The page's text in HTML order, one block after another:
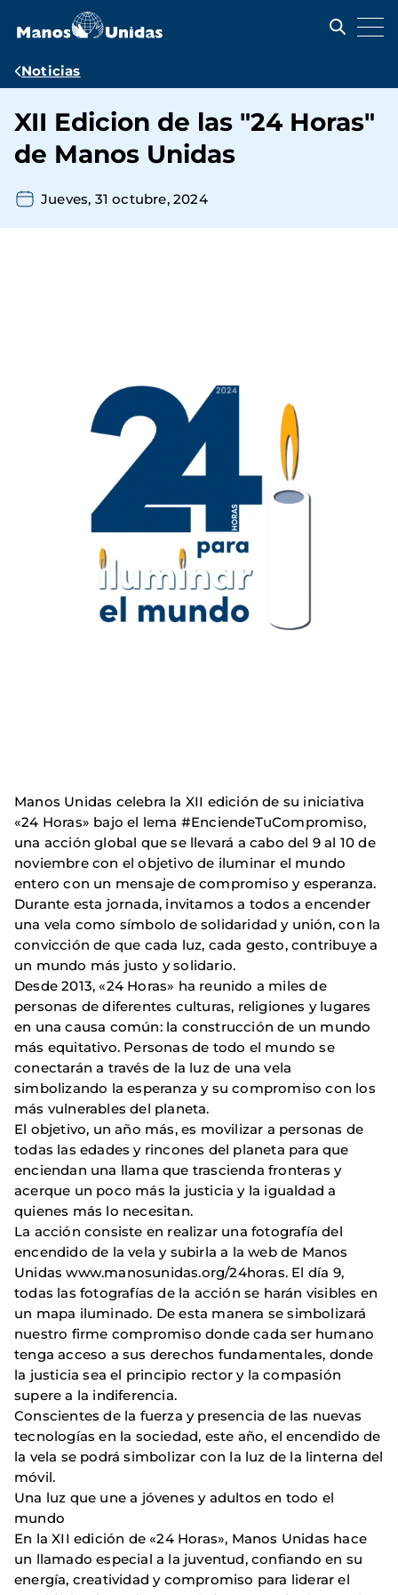
contenido
Ruta
navegación
Noticias
XII Edicion de las "24 Horas"
de Manos Unidas
Jueves, 31 octubre, 2024
Manos Unidas celebra la XII edición de su iniciativa
«24 Horas» bajo el lema #EnciendeTuCompromiso,
una acción global que se llevará a cabo del 9 al 10 de
noviembre con el objetivo de iluminar el mundo
entero con un mensaje de compromiso y esperanza.
Durante esta jornada, invitamos a todos a encender
una vela como símbolo de solidaridad y unión, con la
convicción de que cada luz, cada gesto, contribuye a
un mundo más justo y solidario.
Desde 2013, «24 Horas» ha reunido a miles de
personas de diferentes culturas, religiones y lugares
en una causa común: la construcción de un mundo
más equitativo. Personas de todo el mundo se
conectarán a través de la luz de una vela
simbolizando la esperanza y su compromiso con los
más vulnerables del planeta.
El objetivo, un año más, es movilizar a personas de
todas las edades y rincones del planeta para que
enciendan una llama que trascienda fronteras y
acerque un poco más la justicia y la igualdad a
quienes más lo necesitan.
La acción consiste en realizar una fotografía del
encendido de la vela y subirla a la web de Manos
Unidas www.manosunidas.org/24horas. El día 9,
todas las fotografías de la acción se harán visibles en
un mapa iluminado. De esta manera se simbolizará
nuestro firme compromiso donde cada ser humano
tenga acceso a sus derechos fundamentales, donde
la justicia sea el principio rector y la compasión
supere a la indiferencia.
Conscientes de la fuerza y presencia de las nuevas
tecnologías en la sociedad, este año, el encendido de
la vela se podrá simbolizar con la luz de la linterna del
móvil.
Una luz que une a jóvenes y adultos en todo el
mundo
En la XII edición de «24 Horas», Manos Unidas hace
un llamado especial a la juventud, confiando en su
energía, creatividad y compromiso para liderar el